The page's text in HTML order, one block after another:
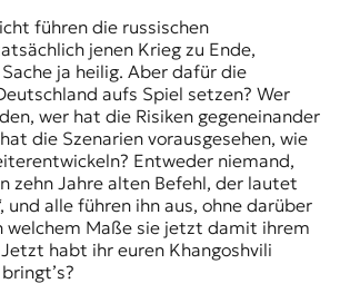
führen die russischen
jenen Krieg zu Ende,
ja heilig. Aber dafür die
aufs Spiel setzen? Wer
wer hat die Risiken gegeneinander
die Szenarien vorausgesehen, wie
Entweder niemand,
zehn Jahre alten Befehl, der lautet
und alle führen ihn aus, ohne darüber
welchem Maße sie jetzt damit ihrem
habt ihr euren Khangoshvili